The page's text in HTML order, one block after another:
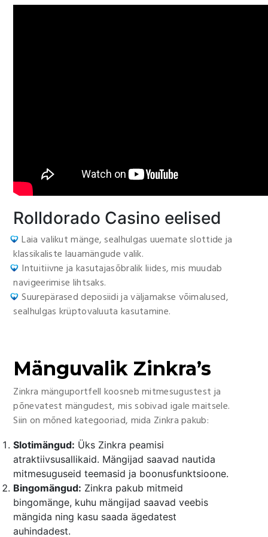
Rolldorado Casino eelised
Laia valikut mänge, sealhulgas uuemate slottide ja
klassikaliste lauamängude valik.
Intuitiivne ja kasutajasõbralik liides, mis muudab
navigeerimise lihtsaks.
Suurepärased deposiidi ja väljamakse võimalused,
sealhulgas krüptovaluuta kasutamine.
Mänguvalik Zinkra’s
Zinkra mänguportfell koosneb mitmesugustest ja
põnevatest mängudest, mis sobivad igale maitsele.
Siin on mõned kategooriad, mida Zinkra pakub:
Slotimängud: Üks Zinkra peamisi
atraktiivsusallikaid. Mängijad saavad nautida
mitmesuguseid teemasid ja boonusfunktsioone.
Bingomängud: Zinkra pakub mitmeid
bingomänge, kuhu mängijad saavad veebis
mängida ning kasu saada ägedatest
auhindadest.